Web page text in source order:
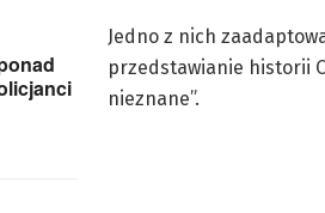
Jedno z nich
przedstawianie historii
nieznane”.